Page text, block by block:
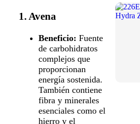
1. Avena
Beneficio: Fuente
de carbohidratos
complejos que
proporcionan
energía sostenida.
También contiene
fibra y minerales
esenciales como el
hierro y el